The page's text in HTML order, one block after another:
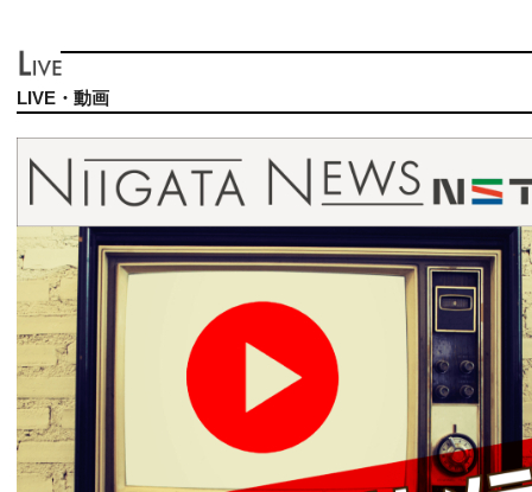
LIVE・動画